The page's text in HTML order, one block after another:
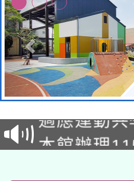
本校115學
招甄選結
招)
本館辦理